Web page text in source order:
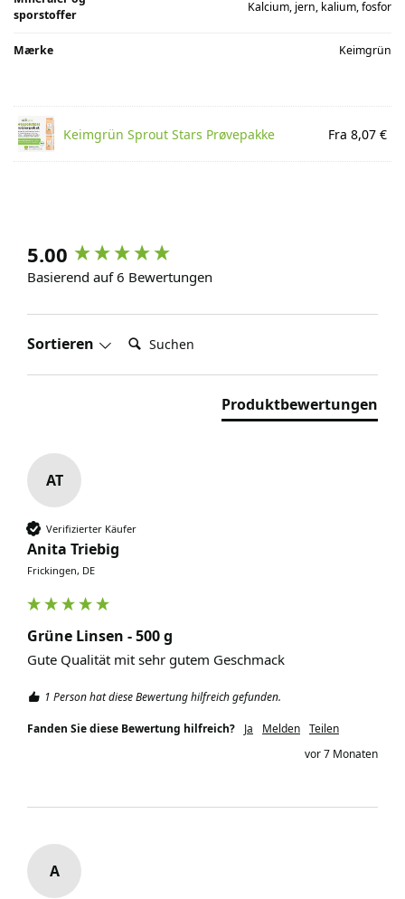
sporstoffer
Kalcium, jern, kalium, fosfor
Mærke Keimgrün
Keimgrün Sprout Stars Prøvepakke Fra 8,07 €
5.00
Basierend auf 6 Bewertungen
Sortieren Suchen:
Produktbewertungen
AT
Verifizierter Käufer
Anita Triebig
Frickingen, DE
Grüne Linsen - 500 g
Gute Qualität mit sehr gutem Geschmack
1 Person hat diese Bewertung hilfreich gefunden.
Fanden Sie diese Bewertung hilfreich? Ja Melden Teilen
vor 7 Monaten
A